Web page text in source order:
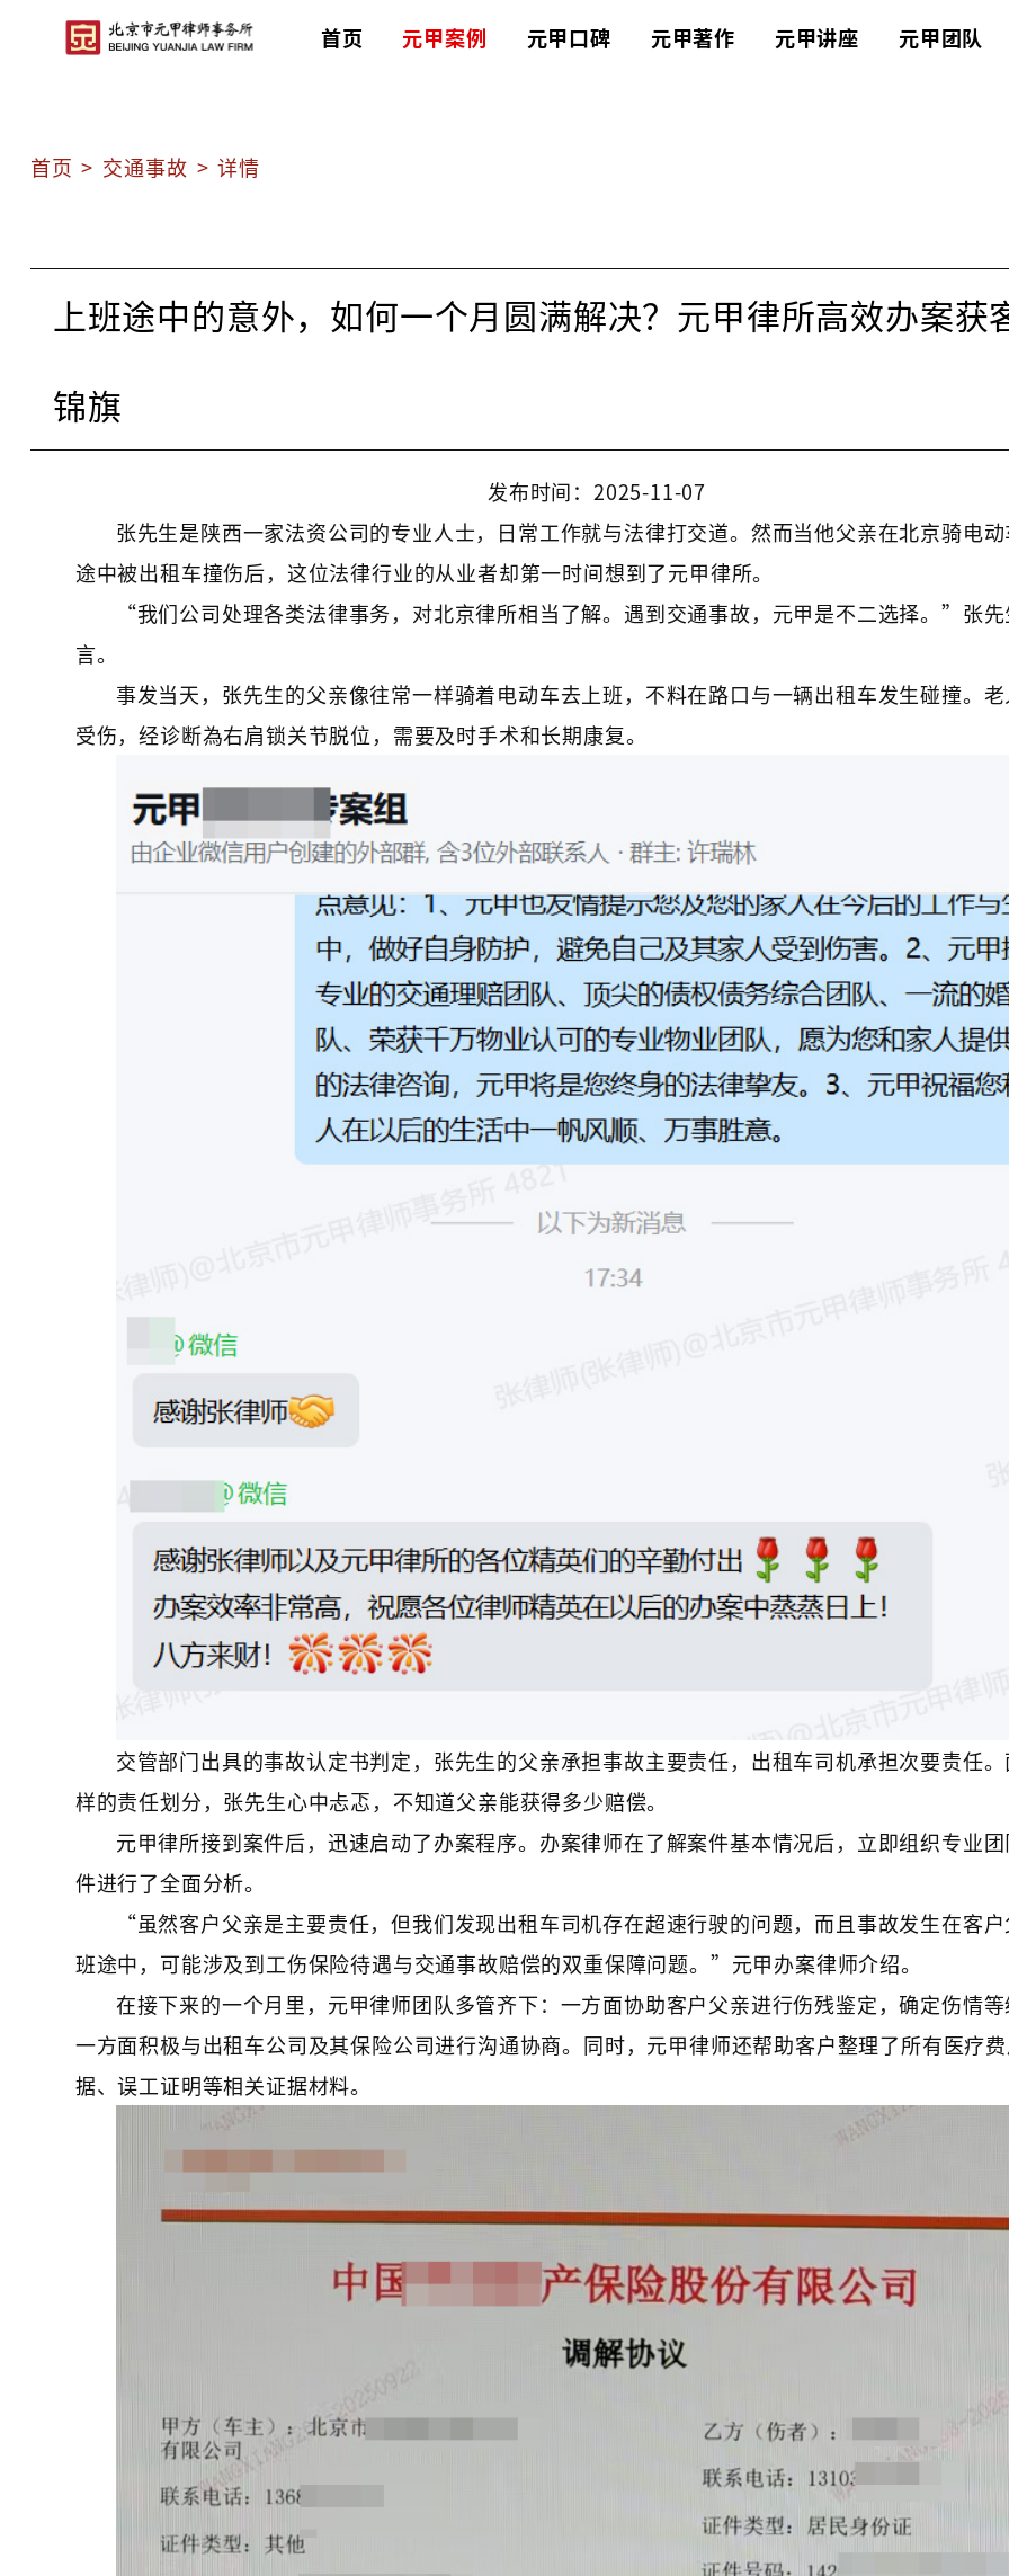
首页 元甲案例 元甲口碑 元甲著作 元甲讲座 元甲团队
首页 > 交通事故 > 详情
上班途中的意外，如何一个月圆满解决？元甲律所高效办案获
锦旗
发布时间：2025-11-07
张先生是陕西一家法资公司的专业人士，日常工作就与法律打交道。然而当他父亲在北京骑电
途中被出租车撞伤后，这位法律行业的从业者却第一时间想到了元甲律所。
“我们公司处理各类法律事务，对北京律所相当了解。遇到交通事故，元甲是不二选择。”张
言。
事发当天，张先生的父亲像往常一样骑着电动车去上班，不料在路口与一辆出租车发生碰撞。
受伤，经诊断為右肩锁关节脱位，需要及时手术和长期康复。
交管部门出具的事故认定书判定，张先生的父亲承担事故主要责任，出租车司机承担次要责任
样的责任划分，张先生心中忐忑，不知道父亲能获得多少赔偿。
元甲律所接到案件后，迅速启动了办案程序。办案律师在了解案件基本情况后，立即组织专业
件进行了全面分析。
“虽然客户父亲是主要责任，但我们发现出租车司机存在超速行驶的问题，而且事故发生在客
班途中，可能涉及到工伤保险待遇与交通事故赔偿的双重保障问题。”元甲办案律师介绍。
在接下来的一个月里，元甲律师团队多管齐下：一方面协助客户父亲进行伤残鉴定，确定伤情
一方面积极与出租车公司及其保险公司进行沟通协商。同时，元甲律师还帮助客户整理了所有医疗
据、误工证明等相关证据材料。